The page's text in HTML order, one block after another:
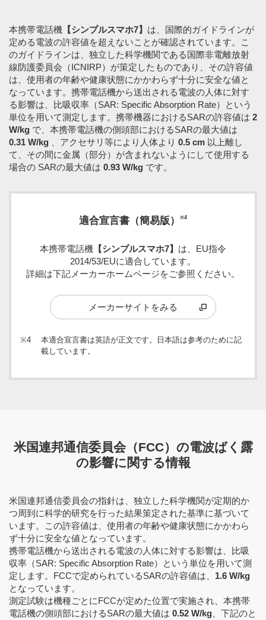
本携帯電話機 【シンプルスマホ7】 は、国際的ガイドラインが
定める電波の許容値を超えないことが確認されています。こ
のガイドラインは、独立した科学機関である国際非電離放射
線防護委員会（ICNIRP）が策定したものであり、その許容値
は、使用者の年齢や健康状態にかかわらず十分に安全な値と
なっています。携帯電話機から送出される電波の人体に対す
る影響は、比吸収率（SAR: Specific Absorption Rate）という
単位を用いて測定します。携帯機器におけるSARの許容値は 2
W/kg で、本携帯電話機の側頭部におけるSARの最大値は
0.31 W/kg 、アクセサリ等により人体より 0.5 cm 以上離し
て、その間に金属（部分）が含まれないようにして使用する
場合の SARの最大値は 0.93 W/kg です。
適合宣言書（簡易版） ※4
本携帯電話機 【シンプルスマホ7】 は、EU指令
2014/53/EUに適合しています。
詳細は下記メーカーホームページをご参照ください。
メーカーサイトをみる
※4
本適合宣言書は英語が正文です。日本語は参考のために記
載しています。
米国連邦通信委員会（FCC）の電波ばく露
の影響に関する情報
米国連邦通信委員会の指針は、独立した科学機関が定期的か
つ周到に科学的研究を行った結果策定された基準に基づいて
います。この許容値は、使用者の年齢や健康状態にかかわら
ず十分に安全な値となっています。
携帯電話機から送出される電波の人体に対する影響は、比吸
収率（SAR: Specific Absorption Rate）という単位を用いて測
定します。FCCで定められているSARの許容値は、 1.6 W/kg
となっています。
測定試験は機種ごとにFCCが定めた位置で実施され、本携帯
電話機の側頭部におけるSARの最大値は 0.52 W/kg 、下記のと